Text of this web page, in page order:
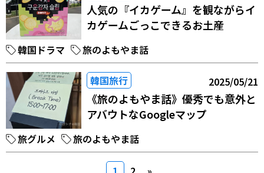
人気の『イカゲーム』を観ながらイ
カゲームごっこできるお土産
韓国ドラマ 旅のよもやま話
韓国旅行 2025/05/21
《旅のよもやま話》優秀でも意外と
アバウトなGoogleマップ
旅グルメ 旅のよもやま話